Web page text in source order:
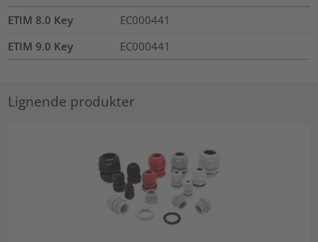
ETIM 8.0 Key
EC000441
ETIM 9.0 Key
EC000441
Lignende produkter